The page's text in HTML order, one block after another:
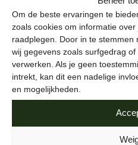
Om de beste ervaringen te
zoals cookies om informatie
raadplegen. Door in te
wij gegevens zoals surfgedrag
verwerken. Als je geen
intrekt, kan dit een nadelige
en mogelijkheden.